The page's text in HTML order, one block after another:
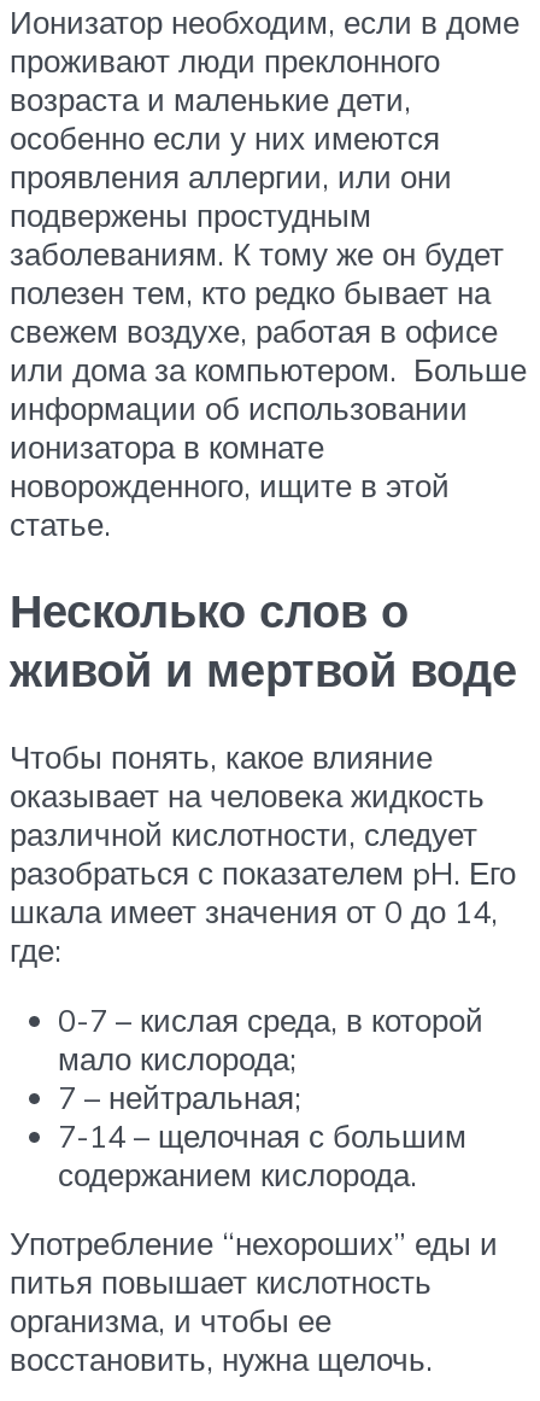
Ионизатор необходим, если в доме
проживают люди преклонного
возраста и маленькие дети,
особенно если у них имеются
проявления аллергии, или они
подвержены простудным
заболеваниям. К тому же он будет
полезен тем, кто редко бывает на
свежем воздухе, работая в офисе
или дома за компьютером. Больше
информации об использовании
ионизатора в комнате
новорожденного, ищите в этой
статье.
Несколько слов о
живой и мертвой воде
Чтобы понять, какое влияние
оказывает на человека жидкость
различной кислотности, следует
разобраться с показателем pH. Его
шкала имеет значения от 0 до 14,
где:
0-7 – кислая среда, в которой
мало кислорода;
7 – нейтральная;
7-14 – щелочная с большим
содержанием кислорода.
Употребление “нехороших” еды и
питья повышает кислотность
организма, и чтобы ее
восстановить, нужна щелочь.